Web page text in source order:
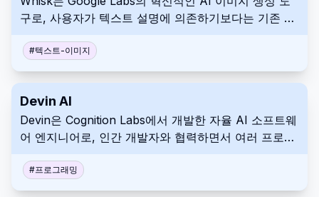
구로, 사용자가 텍스트 설명에 의존하기보다는 기존 이
수 있도록 합니다.
#텍스트-이미지
Devin AI
Devin은 Cognition Labs에서 개발한 자율 AI 소프트웨
어 엔지니어로, 인간 개발자와 협력하면서 여러 프로그
버깅 및 배포할 수 있습니다.
#프로그래밍